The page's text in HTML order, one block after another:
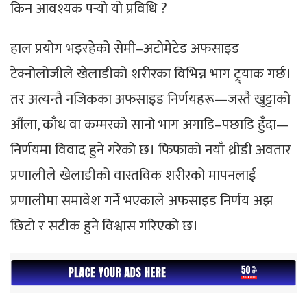
किन आवश्यक पर्‍यो यो प्रविधि ?
हाल प्रयोग भइरहेको सेमी–अटोमेटेड अफसाइड
टेक्नोलोजीले खेलाडीको शरीरका विभिन्न भाग ट्र्याक गर्छ।
तर अत्यन्तै नजिकका अफसाइड निर्णयहरू—जस्तै खुट्टाको
औंला, काँध वा कम्मरको सानो भाग अगाडि–पछाडि हुँदा—
निर्णयमा विवाद हुने गरेको छ। फिफाको नयाँ थ्रीडी अवतार
प्रणालीले खेलाडीको वास्तविक शरीरको मापनलाई
प्रणालीमा समावेश गर्ने भएकाले अफसाइड निर्णय अझ
छिटो र सटीक हुने विश्वास गरिएको छ।